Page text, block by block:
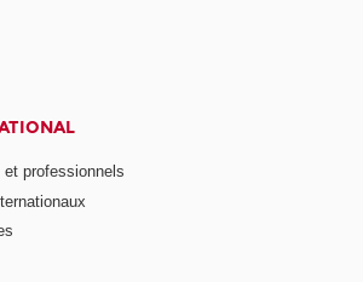
et professionnels